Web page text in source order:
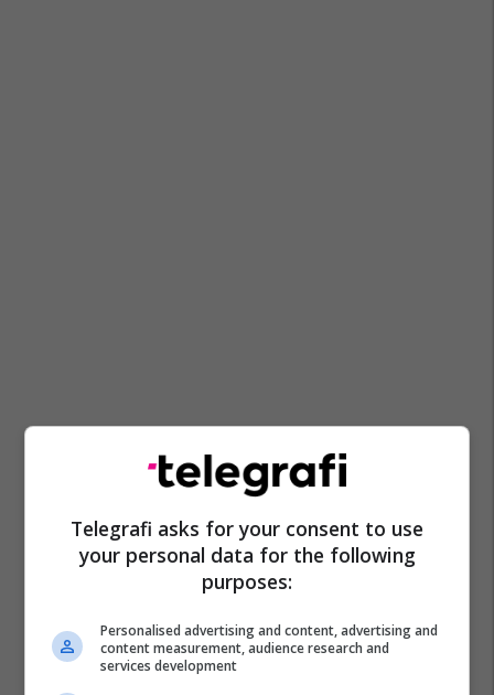
Komuna E Gjakovës Qarkorja Jugore
Gjakova
Gjakova Lokale
Telegrafi asks for your consent to use
your personal data for the following
purposes:
Personalised advertising and content, advertising and
content measurement, audience research and
services development